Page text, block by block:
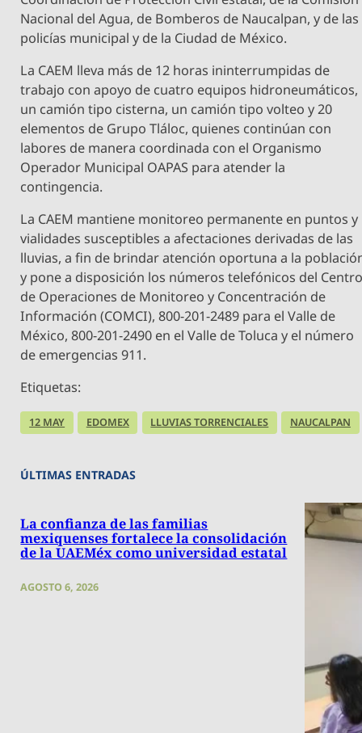
Nacional del Agua, de Bomberos de Naucalpan, y de las
policías municipal y de la Ciudad de México.
La CAEM lleva más de 12 horas ininterrumpidas de
trabajo con apoyo de cuatro equipos hidroneumáticos,
un camión tipo cisterna, un camión tipo volteo y 20
elementos de Grupo Tláloc, quienes continúan con
labores de manera coordinada con el Organismo
Operador Municipal OAPAS para atender la
contingencia.
La CAEM mantiene monitoreo permanente en puntos y
vialidades susceptibles a afectaciones derivadas de las
lluvias, a fin de brindar atención oportuna a la
y pone a disposición los números telefónicos del
de Operaciones de Monitoreo y Concentración de
Información (COMCI), 800-201-2489 para el Valle de
México, 800-201-2490 en el Valle de Toluca y el número
de emergencias 911.
Etiquetas:
12 MAY EDOMEX LLUVIAS TORRENCIALES NAUCALPAN
ÚLTIMAS ENTRADAS
La confianza de las familias
mexiquenses fortalece la consolidación
de la UAEMéx como universidad estatal
AGOSTO 6, 2026